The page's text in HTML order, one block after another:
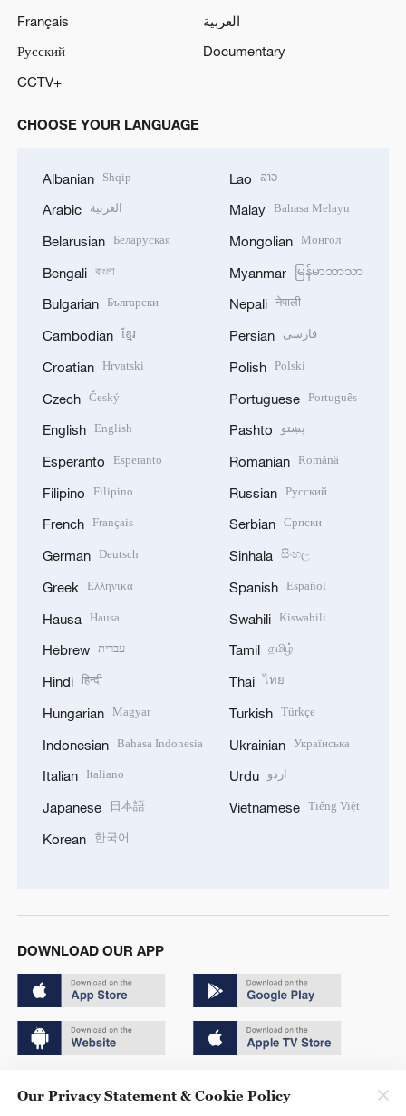
Français
العربية
Русский
Documentary
CCTV+
CHOOSE YOUR LANGUAGE
Albanian Shqip
Arabic العربية
Belarusian Беларуская
Bengali বাংলা
Bulgarian Български
Cambodian ខ្មែរ
Croatian Hrvatski
Czech Český
English English
Esperanto Esperanto
Filipino Filipino
French Français
German Deutsch
Greek Ελληνικά
Hausa Hausa
Hebrew עברית
Hindi हिन्दी
Hungarian Magyar
Indonesian Bahasa Indonesia
Italian Italiano
Japanese 日本語
Korean 한국어
Lao ລາວ
Malay Bahasa Melayu
Mongolian Монгол
Myanmar မြန်မာဘာသာ
Nepali नेपाली
Persian فارسی
Polish Polski
Portuguese Português
Pashto پښتو
Romanian Română
Russian Русский
Serbian Српски
Sinhala සිංහල
Spanish Español
Swahili Kiswahili
Tamil தமிழ்
Thai ไทย
Turkish Türkçe
Ukrainian Українська
Urdu اردو
Vietnamese Tiếng Việt
DOWNLOAD OUR APP
Our Privacy Statement & Cookie Policy